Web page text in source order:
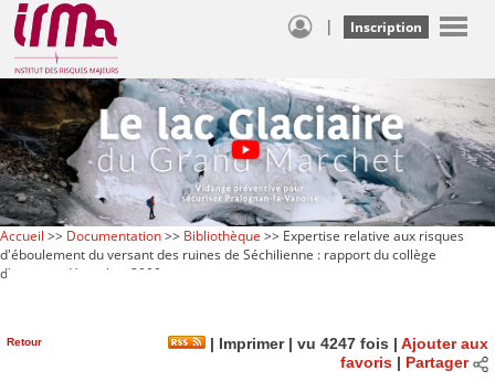
| Inscription
Accueil >> Documentation>> Bibliothèque >> Expertise relative aux risques
d'éboulement du versant des ruines de Séchilienne : rapport du collège
d'experts, décembre 2000
Retour | Imprimer| vu 4247 fois | Ajouter aux
favoris| Partager